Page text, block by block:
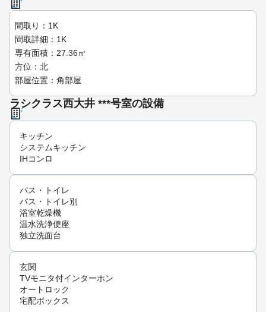
間取り：1K
間取詳細：1K
専有面積：27.36㎡
方位：北
部屋位置：角部屋
ラシクラス西大井 ***号室の設備
キッチン
システムキッチン
IHコンロ
バス・トイレ
バス・トイレ別
浴室乾燥機
温水洗浄便座
独立洗面台
玄関
TVモニタ付インターホン
オートロック
宅配ボックス